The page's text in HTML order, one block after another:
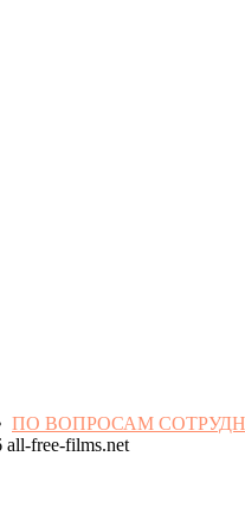
ПО ВОПРОСАМ
free-films.net